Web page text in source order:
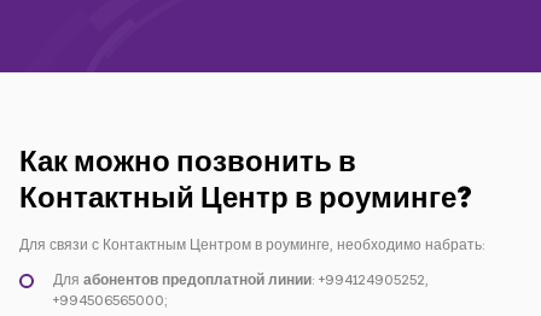
Оплата Роуминг Новое поколение
Как можно позвонить в
Контактный Центр в роуминге?
Для связи с Контактным Центром в роуминге, необходимо набрать:
Для абонентов предоплатной линии: +994124905252,
+994506565000;